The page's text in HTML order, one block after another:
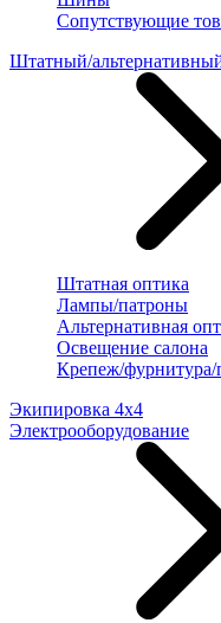
Сопутствующие
Штатный/
Штатная оптика
Лампы/патроны
Альтернативная
Освещение салона
Крепеж/фурнитура/
Экипировка 4х4
Электрооборудование